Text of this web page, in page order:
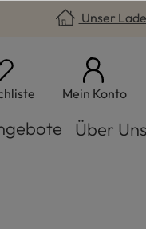
Unser
Du hast 0
Mein Konto
Über Uns